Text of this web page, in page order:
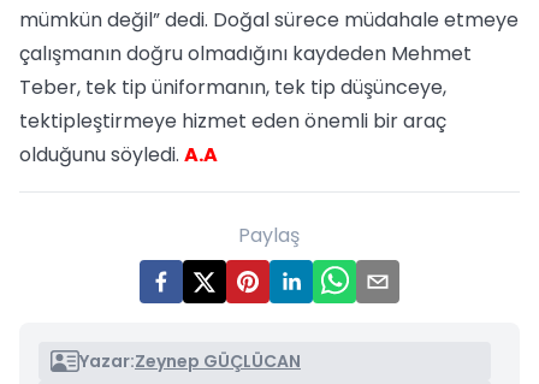
mümkün değil” dedi. Doğal sürece müdahale etmeye
çalışmanın doğru olmadığını kaydeden Mehmet
Teber, tek tip üniformanın, tek tip düşünceye,
tektipleştirmeye hizmet eden önemli bir araç
olduğunu söyledi. A.A
Paylaş
Yazar:Zeynep GÜÇLÜCAN